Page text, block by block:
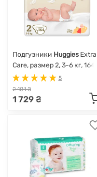
Подгузники Huggies Extra
Care, размер 2, 3-6 кг, 164
шт.
5
2 181 ₴
1 729 ₴